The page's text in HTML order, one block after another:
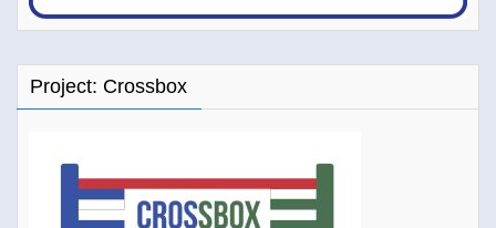
Project: Crossbox